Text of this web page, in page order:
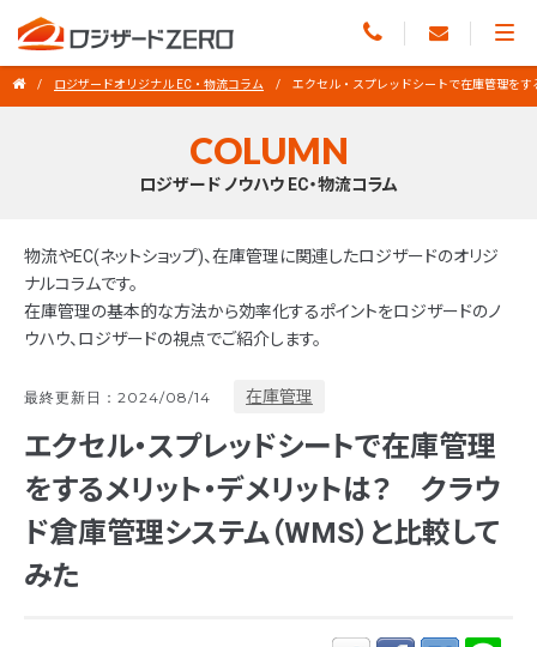
ロジザードオリジナル EC・物流コラム エクセル・スプレッドシートで在庫管理を
COLUMN
ロジザード ノウハウ EC・物流コラム
物流やEC(ネットショップ)、在庫管理に関連したロジザードのオリジ
ナルコラムです。
在庫管理の基本的な方法から効率化するポイントをロジザードのノ
ウハウ、ロジザードの視点でご紹介します。
最終更新日：2024/08/14 在庫管理
エクセル・スプレッドシートで在庫管理
をするメリット・デメリットは？ クラウ
ド倉庫管理システム（WMS）と比較して
みた